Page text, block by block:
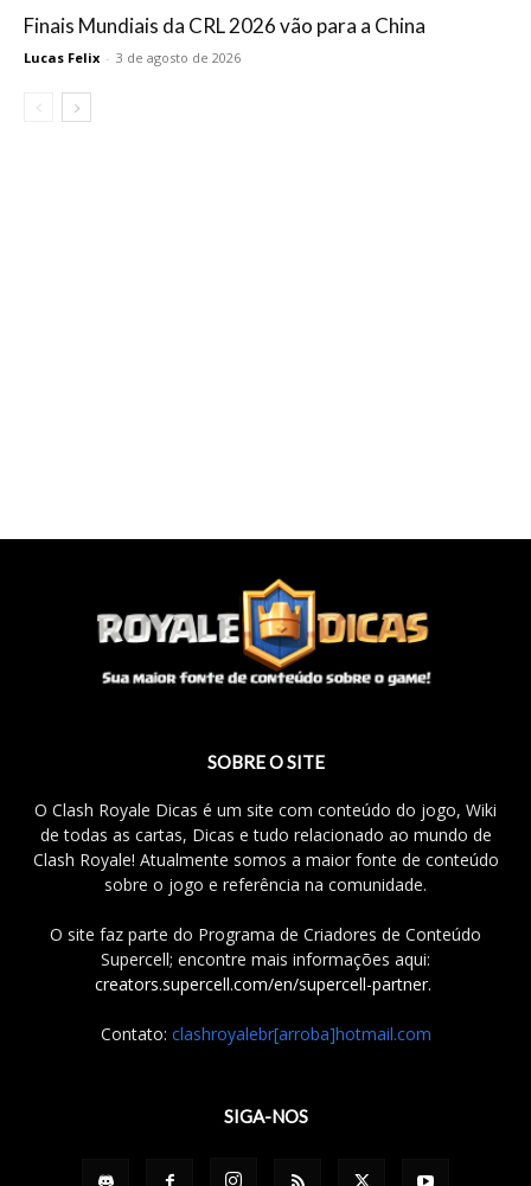
Finais Mundiais da CRL 2026 vão para a China
Lucas Felix - 3 de agosto de 2026
SOBRE O SITE
O Clash Royale Dicas é um site com conteúdo do jogo, Wiki
de todas as cartas, Dicas e tudo relacionado ao mundo de
Clash Royale! Atualmente somos a maior fonte de conteúdo
sobre o jogo e referência na comunidade.
O site faz parte do Programa de Criadores de Conteúdo
Supercell; encontre mais informações aqui:
creators.supercell.com/en/supercell-partner.
Contato: clashroyalebr[arroba]hotmail.com
SIGA-NOS